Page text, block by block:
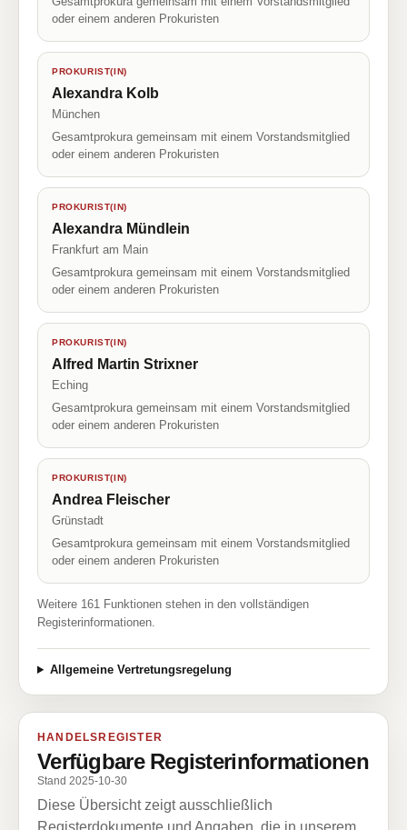
oder einem anderen Prokuristen
PROKURIST(IN)
Alexandra Kolb
München
Gesamtprokura gemeinsam mit einem Vorstandsmitglied
oder einem anderen Prokuristen
PROKURIST(IN)
Alexandra Mündlein
Frankfurt am Main
Gesamtprokura gemeinsam mit einem Vorstandsmitglied
oder einem anderen Prokuristen
PROKURIST(IN)
Alfred Martin Strixner
Eching
Gesamtprokura gemeinsam mit einem Vorstandsmitglied
oder einem anderen Prokuristen
PROKURIST(IN)
Andrea Fleischer
Grünstadt
Gesamtprokura gemeinsam mit einem Vorstandsmitglied
oder einem anderen Prokuristen
Weitere 161 Funktionen stehen in den vollständigen
Registerinformationen.
Allgemeine Vertretungsregelung
HANDELSREGISTER
Verfügbare Registerinformationen
Stand 2025-10-30
Diese Übersicht zeigt ausschließlich
Registerdokumente und Angaben, die in unserem